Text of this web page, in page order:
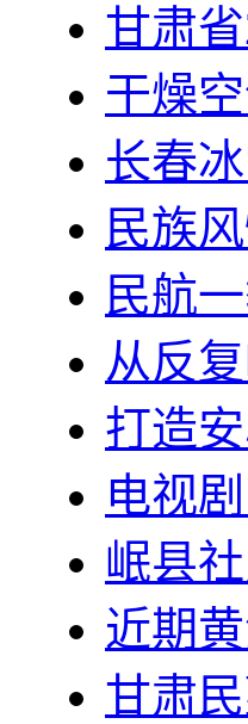
甘肃
干燥
长春
民族
民航
从反
打造
电视
岷县
近期
甘肃